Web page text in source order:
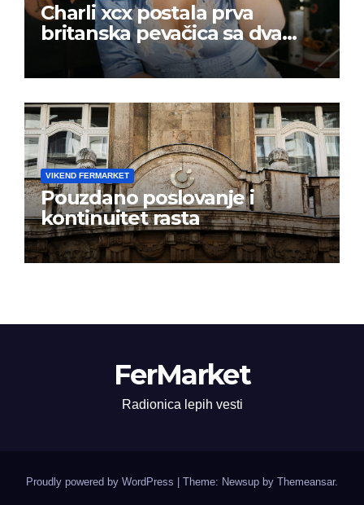
Charli xcx postala prva
britanska pevačica sa dva
albuma na prvom mestu u
istoj kalendarskoj godini
VIKEND FERMARKET
Pouzdano poslovanje i
kontinuitet rasta
FerMarket
Radionica lepih vesti
Proudly powered by WordPress Theme: Newsup by Themeansar.